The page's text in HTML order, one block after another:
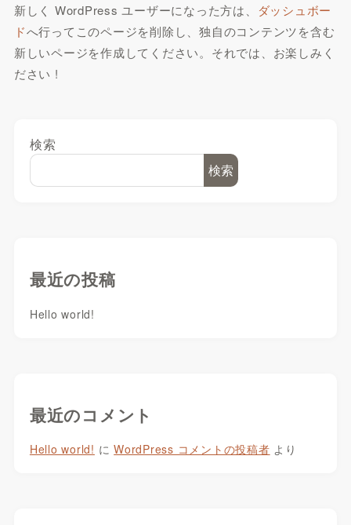
新しく WordPress ユーザーになった方は、
ダッシュボー
ドへ行ってこのページを削除し、独自のコンテンツを含む
新しいページを作成してください。それでは、お楽しみく
ださい !
検索
検索
最近の投稿
Hello world!
最近のコメント
Hello world! にWordPress コメントの投稿者 より